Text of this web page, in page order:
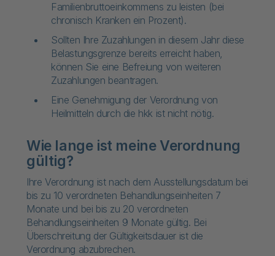
Familienbruttoeinkommens zu leisten (bei
chronisch Kranken ein Prozent).
Sollten Ihre Zuzahlungen in diesem Jahr diese
Belastungsgrenze bereits erreicht haben,
können Sie eine Befreiung von weiteren
Zuzahlungen beantragen.
Eine Genehmigung der Verordnung von
Heilmitteln durch die hkk ist nicht nötig.
Wie lange ist meine Verordnung
gültig?
Ihre Verordnung ist nach dem Ausstellungsdatum bei
bis zu 10 verordneten Behandlungseinheiten 7
Monate und bei bis zu 20 verordneten
Behandlungseinheiten 9 Monate gültig. Bei
Überschreitung der Gültigkeitsdauer ist die
Verordnung abzubrechen.